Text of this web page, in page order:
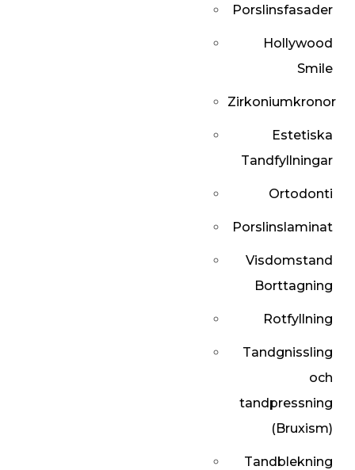
Porslinsfasader
Hollywood
Smile
Zirkoniumkronor
Estetiska
Tandfyllningar
Ortodonti
Porslinslaminat
Visdomstand
Borttagning
Rotfyllning
Tandgnissling
och
tandpressning
(Bruxism)
Tandblekning